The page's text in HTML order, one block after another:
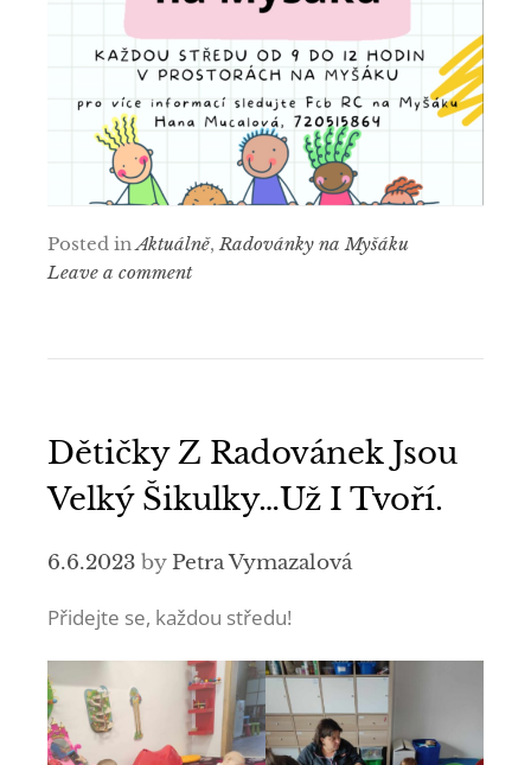
Posted inAktuálně,Radovánky na Myšáku
Leave a comment
Dětičky Z Radovánek Jsou
Velký Šikulky…už I Tvoří.
6.6.2023 byPetra Vymazalová
Přidejte se, každou středu!